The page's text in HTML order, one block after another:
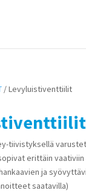
/ Levyluistiventtiilit
tiivistyksellä
erittäin vaativiin
ja
saatavilla)